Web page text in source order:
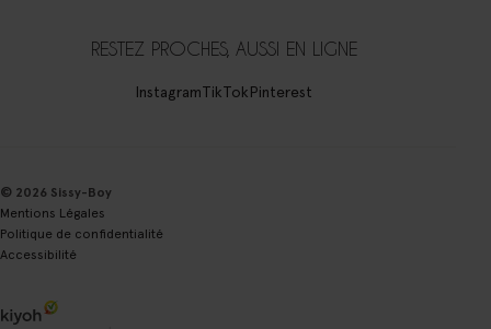
RESTEZ PROCHES, AUSSI EN LIGNE
InstagramTikTokPinterest
© 2026 Sissy-Boy
Mentions Légales
Politique de confidentialité
Accessibilité